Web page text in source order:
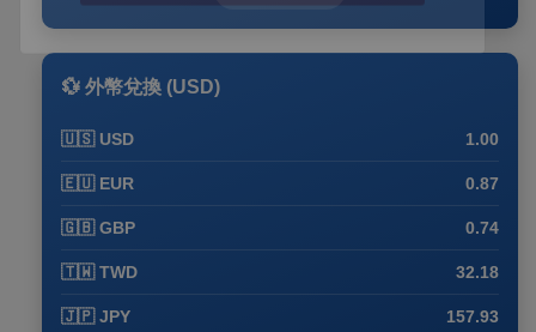
💱 外幣兌換 (USD)
🇺🇸 USD 1.00
🇪🇺 EUR 0.87
🇬🇧 GBP 0.74
🇹🇼 TWD 32.18
🇯🇵 JPY 157.93